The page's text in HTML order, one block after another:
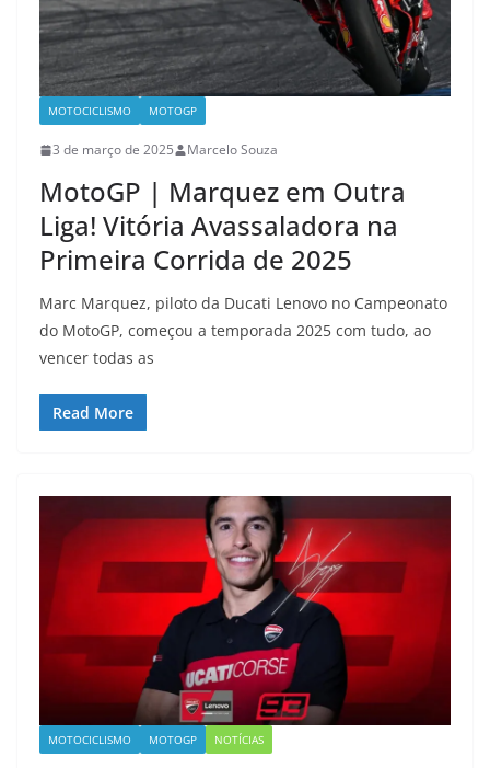
MOTOCICLISMO MOTOGP
3 de março de 2025 Marcelo Souza
MotoGP | Marquez em Outra
Liga! Vitória Avassaladora na
Primeira Corrida de 2025
Marc Marquez, piloto da Ducati Lenovo no Campeonato
do MotoGP, começou a temporada 2025 com tudo, ao
vencer todas as
Read More
MOTOCICLISMO MOTOGP NOTÍCIAS